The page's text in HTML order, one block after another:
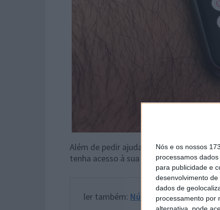
Nós e os nossos
processamos
para publicidade e
desenvolvimento de
dados de
processamento por
Além de pedir ajuda especializada, o
tenha acesso à sua Ficha Médica a
ler também: Número de